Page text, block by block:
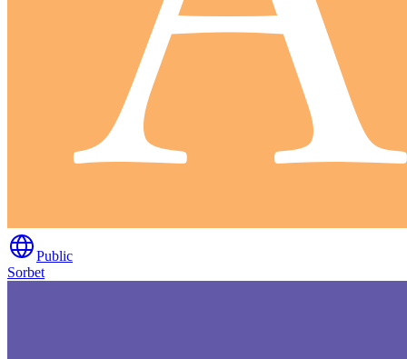
Public
Sorbet